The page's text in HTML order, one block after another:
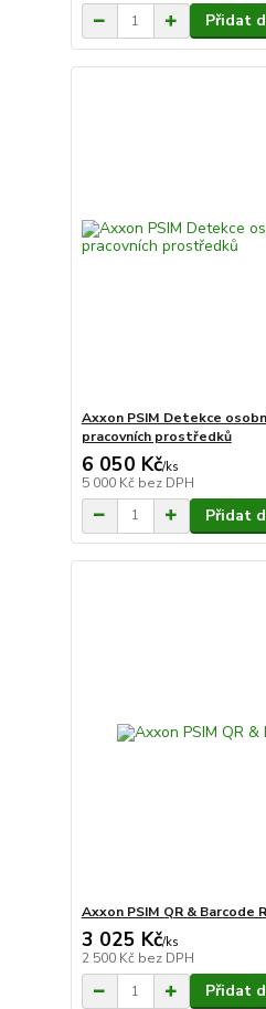
Přidat
Axxon PSIM Detekce
pracovních prostředků
6 050 Kč/ks
5 000 Kč bez DPH
Přidat
Axxon PSIM QR & Barcode
3 025 Kč/ks
2 500 Kč bez DPH
Přidat